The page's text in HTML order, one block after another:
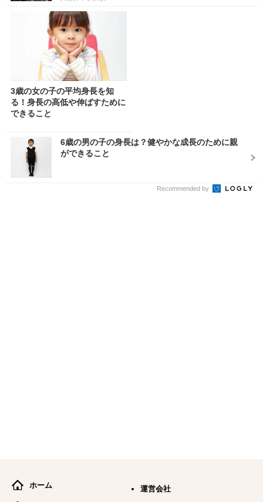
3歳の女の子の平均身長を知
る！身長の高低や伸ばすために
できること
6歳の男の子の身長は？健やかな成長のために親
ができること
Recommended by
ホーム 運営会社